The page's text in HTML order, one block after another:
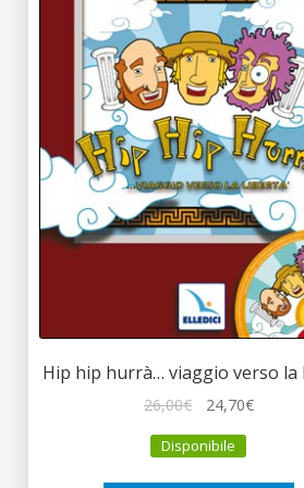
Hip hip hurrà… viaggio verso la
26,00€
originale
24,70€Il
Disponibile